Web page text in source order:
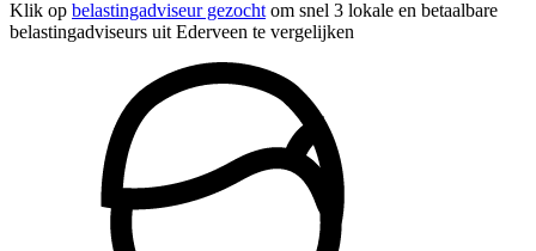
Klik op belastingadviseur gezocht om snel 3 lokale en betaalbare
belastingadviseurs uit Ederveen te vergelijken